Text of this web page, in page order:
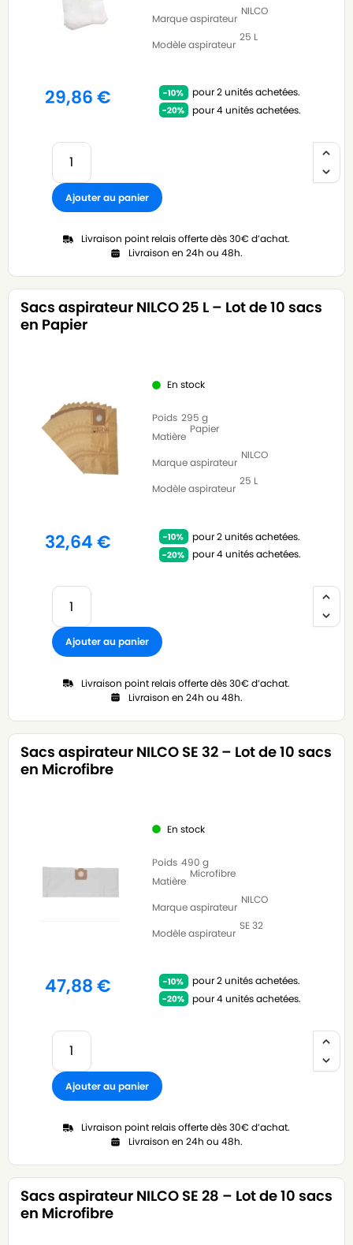
Marque aspirateur
NILCO
Modèle aspirateur
25 L
29,86€
pour 2 unités achetées.
pour 4 unités achetées.
Ajouter au panier
Livraison point relais offerte dès 30€ d’achat.
Livraison en 24h ou 48h.
Sacs aspirateur NILCO 25 L – Lot de 10 sacs
en Papier
En stock
Poids 295 g
Matière
Papier
Marque aspirateur
NILCO
Modèle aspirateur
25 L
32,64€
pour 2 unités achetées.
pour 4 unités achetées.
Ajouter au panier
Livraison point relais offerte dès 30€ d’achat.
Livraison en 24h ou 48h.
Sacs aspirateur NILCO SE 32 – Lot de 10 sacs
en Microfibre
En stock
Poids 490 g
Matière
Microfibre
Marque aspirateur
NILCO
Modèle aspirateur
SE 32
47,88€
pour 2 unités achetées.
pour 4 unités achetées.
Ajouter au panier
Livraison point relais offerte dès 30€ d’achat.
Livraison en 24h ou 48h.
Sacs aspirateur NILCO SE 28 – Lot de 10 sacs
en Microfibre